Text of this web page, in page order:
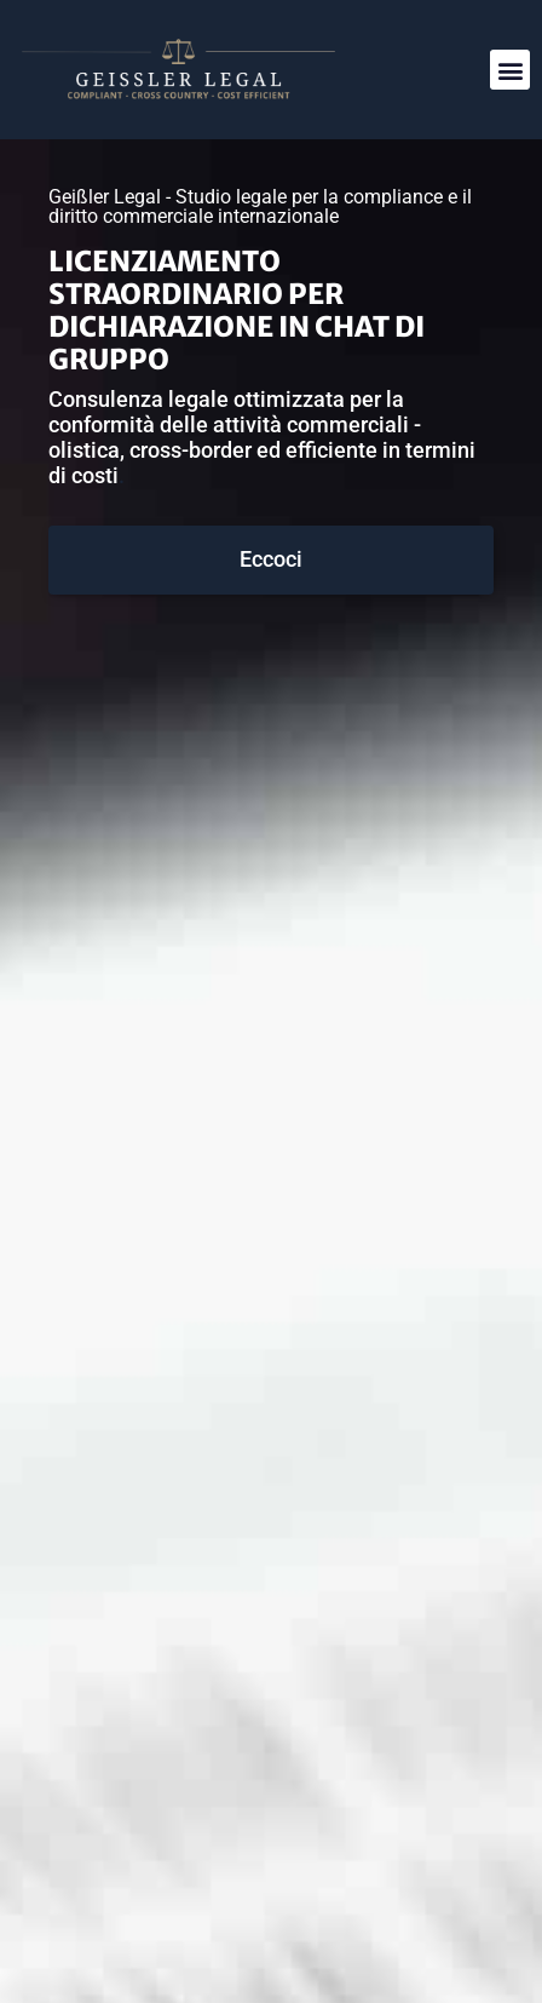
Geißler Legal - Studio legale per la compliance e il
diritto commerciale internazionale
LICENZIAMENTO
STRAORDINARIO PER
DICHIARAZIONE IN CHAT DI
GRUPPO
Consulenza legale ottimizzata per la
conformità delle attività commerciali -
olistica, cross-border ed efficiente in termini
di costi.
Eccoci